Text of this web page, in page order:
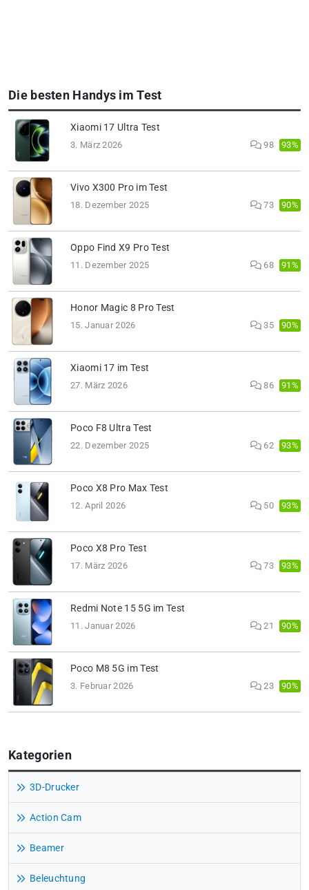
Die besten Handys im Test
Xiaomi 17 Ultra Test
3. März 2026 98 93%
Vivo X300 Pro im Test
18. Dezember 2025 73 90%
Oppo Find X9 Pro Test
11. Dezember 2025 68 91%
Honor Magic 8 Pro Test
15. Januar 2026 35 90%
Xiaomi 17 im Test
27. März 2026 86 91%
Poco F8 Ultra Test
22. Dezember 2025 62 93%
Poco X8 Pro Max Test
12. April 2026 50 93%
Poco X8 Pro Test
17. März 2026 73 93%
Redmi Note 15 5G im Test
11. Januar 2026 21 90%
Poco M8 5G im Test
3. Februar 2026 23 90%
Kategorien
3D-Drucker
Action Cam
Beamer
Beleuchtung